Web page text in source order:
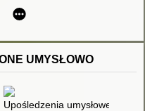
UMYSŁOWO
: wybrane uwarunkowania
Upośledzenia umysłowe a